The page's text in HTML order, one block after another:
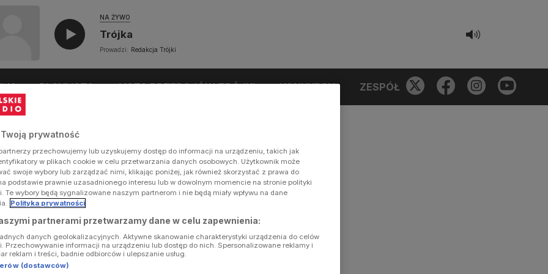
NA ŻYWO
Trójka
Prowadzi: Redakcja Trójki
PLAYLISTA LISTA PRZEBOJÓW TRÓJKI KONKURSY ZESPÓŁ
Twoją prywatność
przechowujemy lub uzyskujemy dostęp do informacji na urządzeniu, takich jak
w plikach cookie w celu przetwarzania danych osobowych. Użytkownik może
swoje wybory lub zarządzać nimi, klikając poniżej, jak również skorzystać z prawa do
podstawie prawnie uzasadnionego interesu lub w dowolnym momencie na stronie polityki
Te wybory będą sygnalizowane naszym partnerom i nie będą miały wpływu na dane
Polityka prywatności
partnerami przetwarzamy dane w celu zapewnienia:
danych geolokalizacyjnych. Aktywne skanowanie charakterystyki urządzenia do celów
Przechowywanie informacji na urządzeniu lub dostęp do nich. Spersonalizowane reklamy i
reklam i treści, badnie odbiorców i ulepszanie usług.
(dostawców)